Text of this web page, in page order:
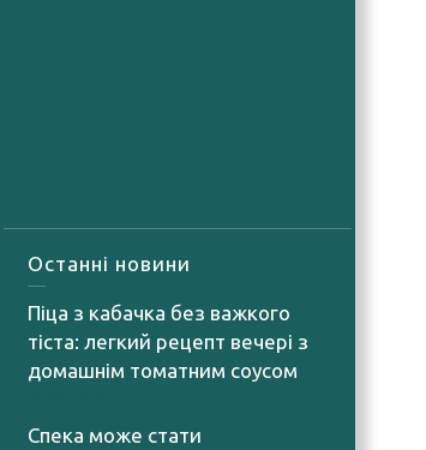
Останні новини
Піца з кабачка без важкого
тіста: легкий рецепт вечері з
домашнім томатним соусом
Спека може стати